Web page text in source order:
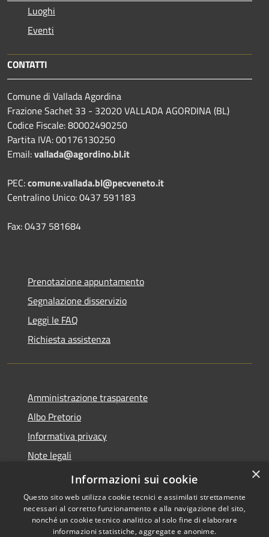
Luoghi
Eventi
CONTATTI
Comune di Vallada Agordina
Frazione Sachet 33 - 32020 VALLADA AGORDINA (BL)
Codice Fiscale: 80002490250
Partita IVA: 00176130250
Email:vallada@agordino.bl.it
PEC:comune.vallada.bl@pecveneto.it
Centralino Unico: 0437 591183
Fax: 0437 581684
Prenotazione appuntamento
Segnalazione disservizio
Leggi le FAQ
Richiesta assistenza
Amministrazione trasparente
Albo Pretorio
Informativa privacy
Note legali
Dichiarazione di accessibilità
×
Informazioni sui cookie
Questo sito web utilizza cookie tecnici e assimilati strettamente
necessari al corretto funzionamento e alla navigazione del sito,
nonché un cookie tecnico analitico al solo fine di elaborare
informazioni statistiche, aggregate e anonime.